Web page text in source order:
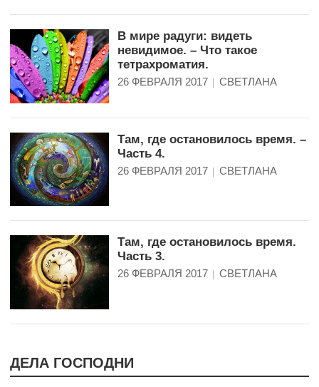
В мире радуги: видеть
невидимое. – Что такое
тетрахроматия.
26 ФЕВРАЛЯ 2017 СВЕТЛАНА
Там, где остановилось время. –
Часть 4.
26 ФЕВРАЛЯ 2017 СВЕТЛАНА
Там, где остановилось время.
Часть 3.
26 ФЕВРАЛЯ 2017 СВЕТЛАНА
ДЕЛА ГОСПОДНИ